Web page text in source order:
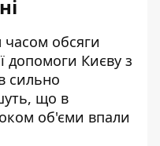
обсяги
допомоги Києву з
сильно
що в
об'єми впали